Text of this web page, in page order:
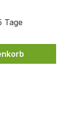
Tage